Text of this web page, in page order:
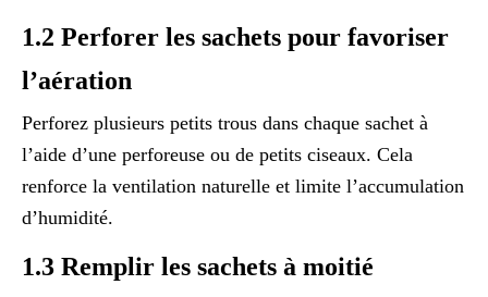
1.2 Perforer les sachets pour favoriser
l’aération
Perforez plusieurs petits trous dans chaque sachet à
l’aide d’une perforeuse ou de petits ciseaux. Cela
renforce la ventilation naturelle et limite l’accumulation
d’humidité.
1.3 Remplir les sachets à moitié